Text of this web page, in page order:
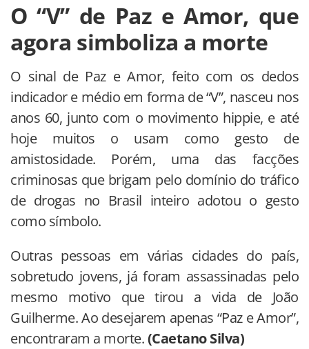
O “V” de Paz e Amor, que
agora simboliza a morte
O sinal de Paz e Amor, feito com os dedos
indicador e médio em forma de “V”, nasceu nos
anos 60, junto com o movimento hippie, e até
hoje muitos o usam como gesto de
amistosidade. Porém, uma das facções
criminosas que brigam pelo domínio do tráfico
de drogas no Brasil inteiro adotou o gesto
como símbolo.
Outras pessoas em várias cidades do país,
sobretudo jovens, já foram assassinadas pelo
mesmo motivo que tirou a vida de João
Guilherme. Ao desejarem apenas “Paz e Amor”,
encontraram a morte.(Caetano Silva)